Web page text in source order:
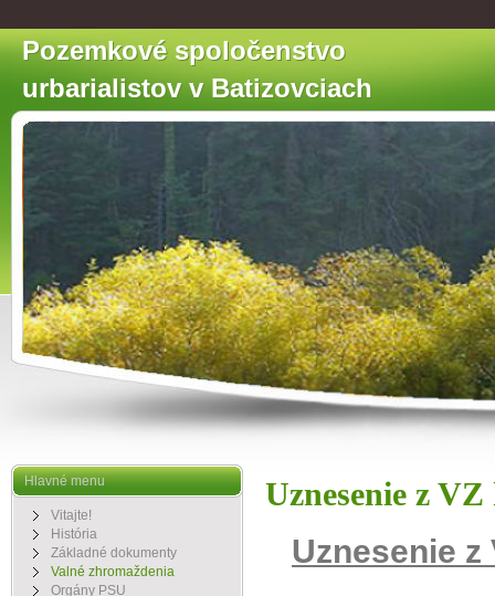
Pozemkové spoločenstvo
urbarialistov v Batizovciach
Hlavné menu
Vitajte!
História
Základné dokumenty
Valné zhromaždenia
Orgány PSU
Uznesenie z
Uznesenie